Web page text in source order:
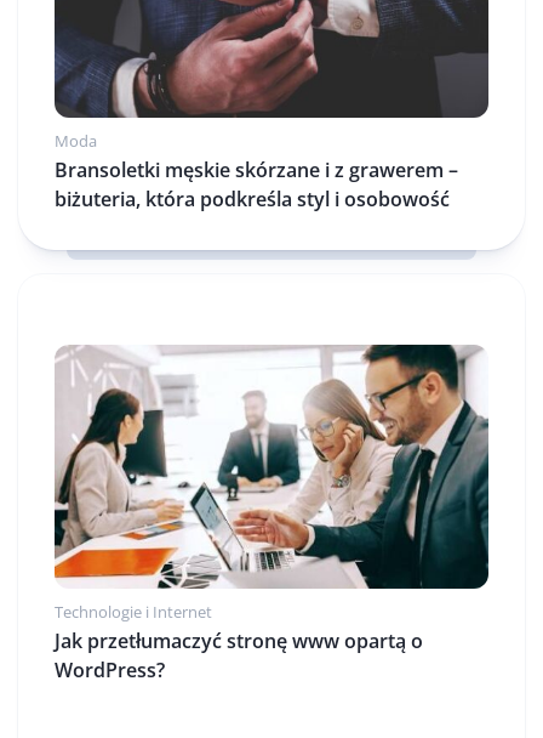
Moda
Bransoletki męskie skórzane i z grawerem –
biżuteria, która podkreśla styl i osobowość
Technologie i Internet
Jak przetłumaczyć stronę www opartą o
WordPress?